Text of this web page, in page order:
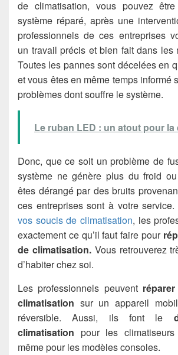
de climatisation, vous pouvez
système réparé, après une
professionnels de ces entreprises
un travail précis et bien fait dans les
Toutes les pannes sont décelées en
et vous êtes en même temps informé
problèmes dont souffre le système.
Le ruban LED : un atout pour
Donc, que ce soit un problème de
système ne génère plus du froid
êtes dérangé par des bruits
ces entreprises sont à votre
vos soucis de climatisation, les
exactement ce qu’il faut faire pour
de climatisation.Vous retrouverez
d’habiter chez soi.
Les professionnels peuvent
climatisation sur un appareil
réversible. Aussi, ils font le
climatisation pour les
même pour les modèles consoles.